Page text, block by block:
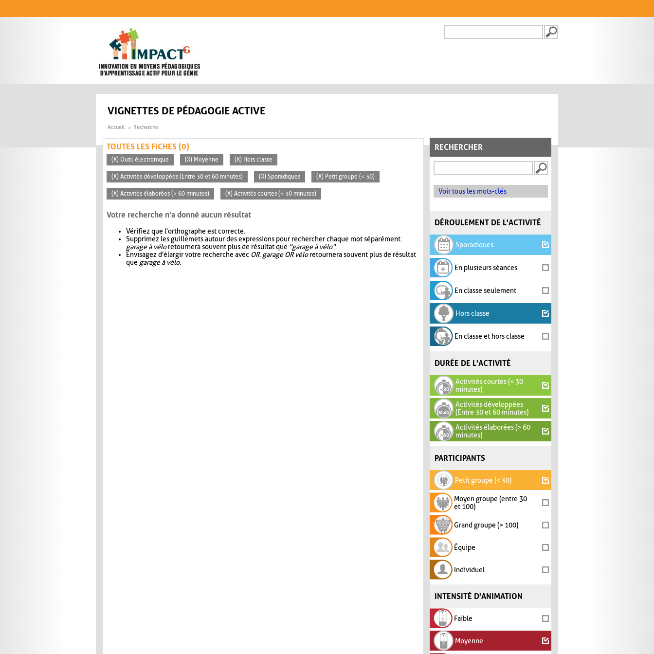
FORMULAIRE DE
VIGNETTES DE PÉDAGOGIE ACTIVE
Accueil Recherche
RECHERCHER
Voir tous les mots-clés
DÉROULEMENT DE L'ACTIVITÉ
Sporadiques
En plusieurs séances
En classe seulement
Hors classe
En classe et hors classe
DURÉE DE L'ACTIVITÉ
Activités courtes (< 30
minutes)
Activités développées
(Entre 30 et 60 minutes)
Activités élaborées (> 60
minutes)
PARTICIPANTS
Petit groupe (< 30)
Moyen groupe (entre 30
et 100)
Grand groupe (> 100)
Équipe
Individuel
INTENSITÉ D'ANIMATION
Faible
Moyenne
TOUTES LES FICHES (0)
(X) Outil électronique (X) Moyenne (X) Hors classe
(X) Activités développées (Entre 30 et 60 minutes) (X) Sporadiques (X) Petit groupe (< 30)
(X) Activités élaborées (> 60 minutes) (X) Activités courtes (< 30 minutes)
Votre recherche n'a donné aucun résultat
Vérifiez que l'orthographe est correcte.
Supprimez les guillemets autour des expressions pour rechercher chaque mot séparément.
garage à véloretournera souvent plus de résultat que "garage à vélo".
Envisagez d'élargir votre recherche avec OR. garage OR véloretournera souvent plus de résultat
que garage à vélo.